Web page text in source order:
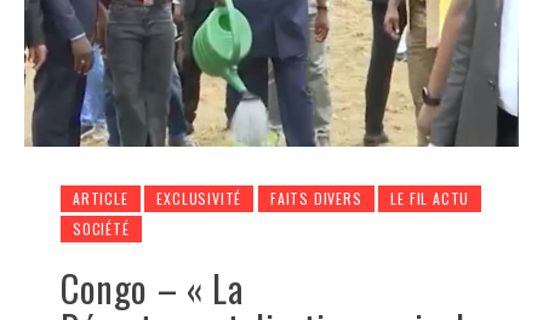
ARTICLE EXCLUSIVITÉ FAITS DIVERS
LE FIL ACTU
SOCIÉTÉ
Congo – « La